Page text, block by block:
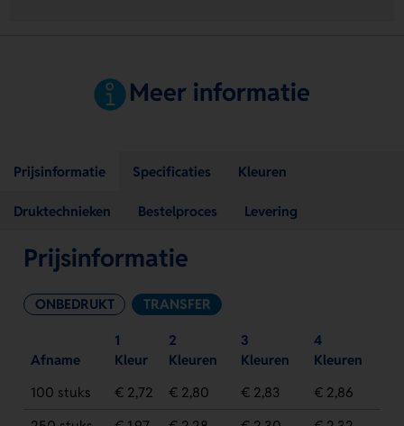
Meer informatie
Prijsinformatie Specificaties Kleuren
Druktechnieken Bestelproces Levering
Prijsinformatie
ONBEDRUKT TRANSFER
Afname
1
Kleur
2
Kleuren
3
Kleuren
4
Kleuren
100 stuks
€ 2,72 € 2,80 € 2,83
€ 2,86